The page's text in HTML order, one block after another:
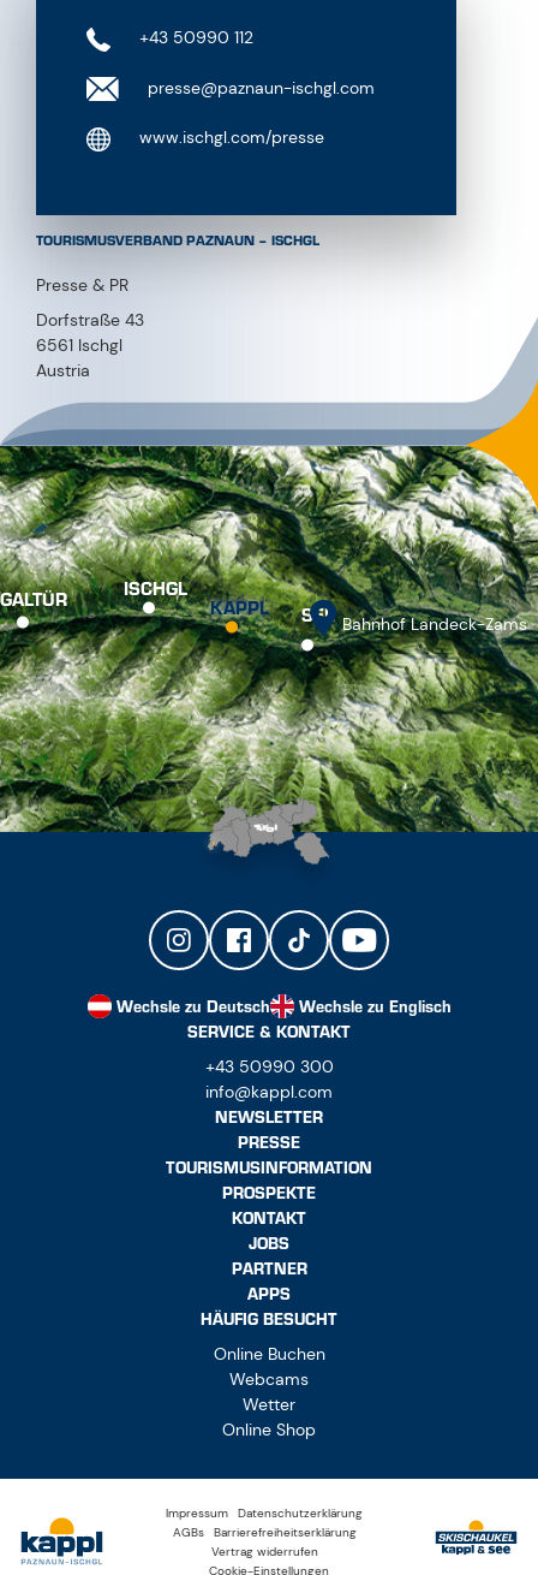
+43 50990 112
presse@paznaun-ischgl.com
www.ischgl.com/presse
TOURISMUSVERBAND PAZNAUN – ISCHGL
Presse & PR
Dorfstraße 43
6561 Ischgl
Austria
GALTÜR ISCHGL
KAPPL SEE Bahnhof Landeck-Zams
Wechsle zu Deutsch
Wechsle zu Englisch
SERVICE & KONTAKT
+43 50990 300
info@kappl.com
NEWSLETTER
PRESSE
TOURISMUSINFORMATION
PROSPEKTE
KONTAKT
JOBS
PARTNER
APPS
HÄUFIG BESUCHT
Online Buchen
Webcams
Wetter
Online Shop
Impressum
Datenschutzerklärung
AGBs
Barrierefreiheitserklärung
Vertrag widerrufen
Cookie-Einstellungen